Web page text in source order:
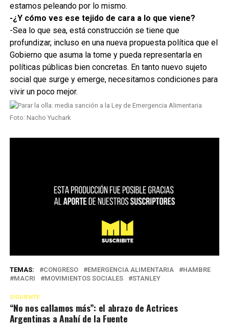
estamos peleando por lo mismo.
-¿Y cómo ves ese tejido de cara a lo que viene?
-Sea lo que sea, está construcción se tiene que
profundizar, incluso en una nueva propuesta política que el
Gobierno que asuma la tome y pueda representarla en
políticas públicas bien concretas. En tanto nuevo sujeto
social que surge y emerge, necesitamos condiciones para
vivir un poco mejor.
Foto: Nacho Yuchark
TEMAS: CONGRESO EMERGENCIA ALIMENTARIA
HAMBRE
MACRI
MOVIMIENTOS SOCIALES STANLEY
SIGUIENTE
“No nos callamos más”: el abrazo de Actrices
Argentinas a Anahí de la Fuente